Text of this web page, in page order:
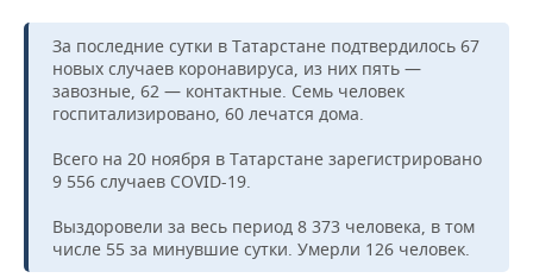
КОМУ ПРИНАДЛЕЖАТ
ТОРГОВЫЕ ЦЕНТРЫ
ТАТАРСТАНА
БЮДЖЕТ
ИНВЕСТИЦИИ
АГРОПРОМ
МАШИНОСТРОЕНИЕ
НЕФТЬ
ОПК
НОВОСТИ АВТО
БИЗНЕС
НОВОСТИ БИЗНЕСА
РОЗНИЧНАЯ ТОРГОВЛЯ
ТРАНСПОРТ
ТЕХНОЛОГИИ
НОВОСТИ ТЕХНОЛОГИЙ
МЕРОПРИЯТИЯ
НОВОСТИ МЕРОПРИЯТИЙ
СПОРТ
За последние сутки в Татарстане подтвердилось 67
новых случаев коронавируса, из них пять —
завозные, 62 — контактные. Семь человек
госпитализировано, 60 лечатся дома.
Всего на 20 ноября в Татарстане зарегистрировано
9 556 случаев COVID-19.
Выздоровели за весь период 8 373 человека, в том
числе 55 за минувшие сутки. Умерли 126 человек.